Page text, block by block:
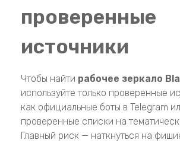
проверенные
источники
Чтобы найти рабочее зеркало
используйте только проверенные
как официальные боты в Telegram
проверенные списки на
Главный риск — наткнуться на